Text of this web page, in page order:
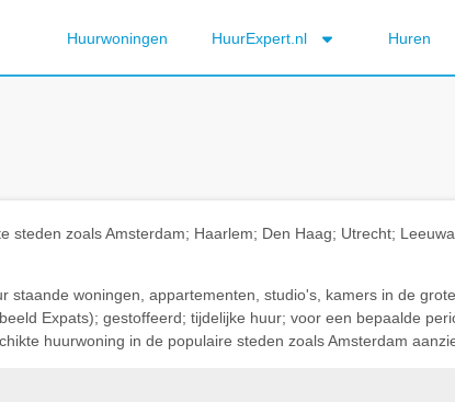
Huurwoningen HuurExpert.nl Huren
steden zoals Amsterdam; Haarlem; Den Haag; Utrecht;
staande woningen, appartementen, studio's, kamers in de
Expats); gestoffeerd; tijdelijke huur; voor een bepaalde
huurwoning in de populaire steden zoals Amsterdam